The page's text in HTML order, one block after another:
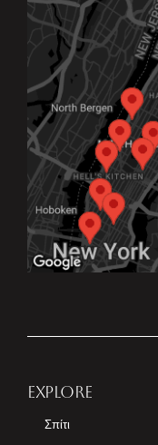
EXPLORE
Σπίτι